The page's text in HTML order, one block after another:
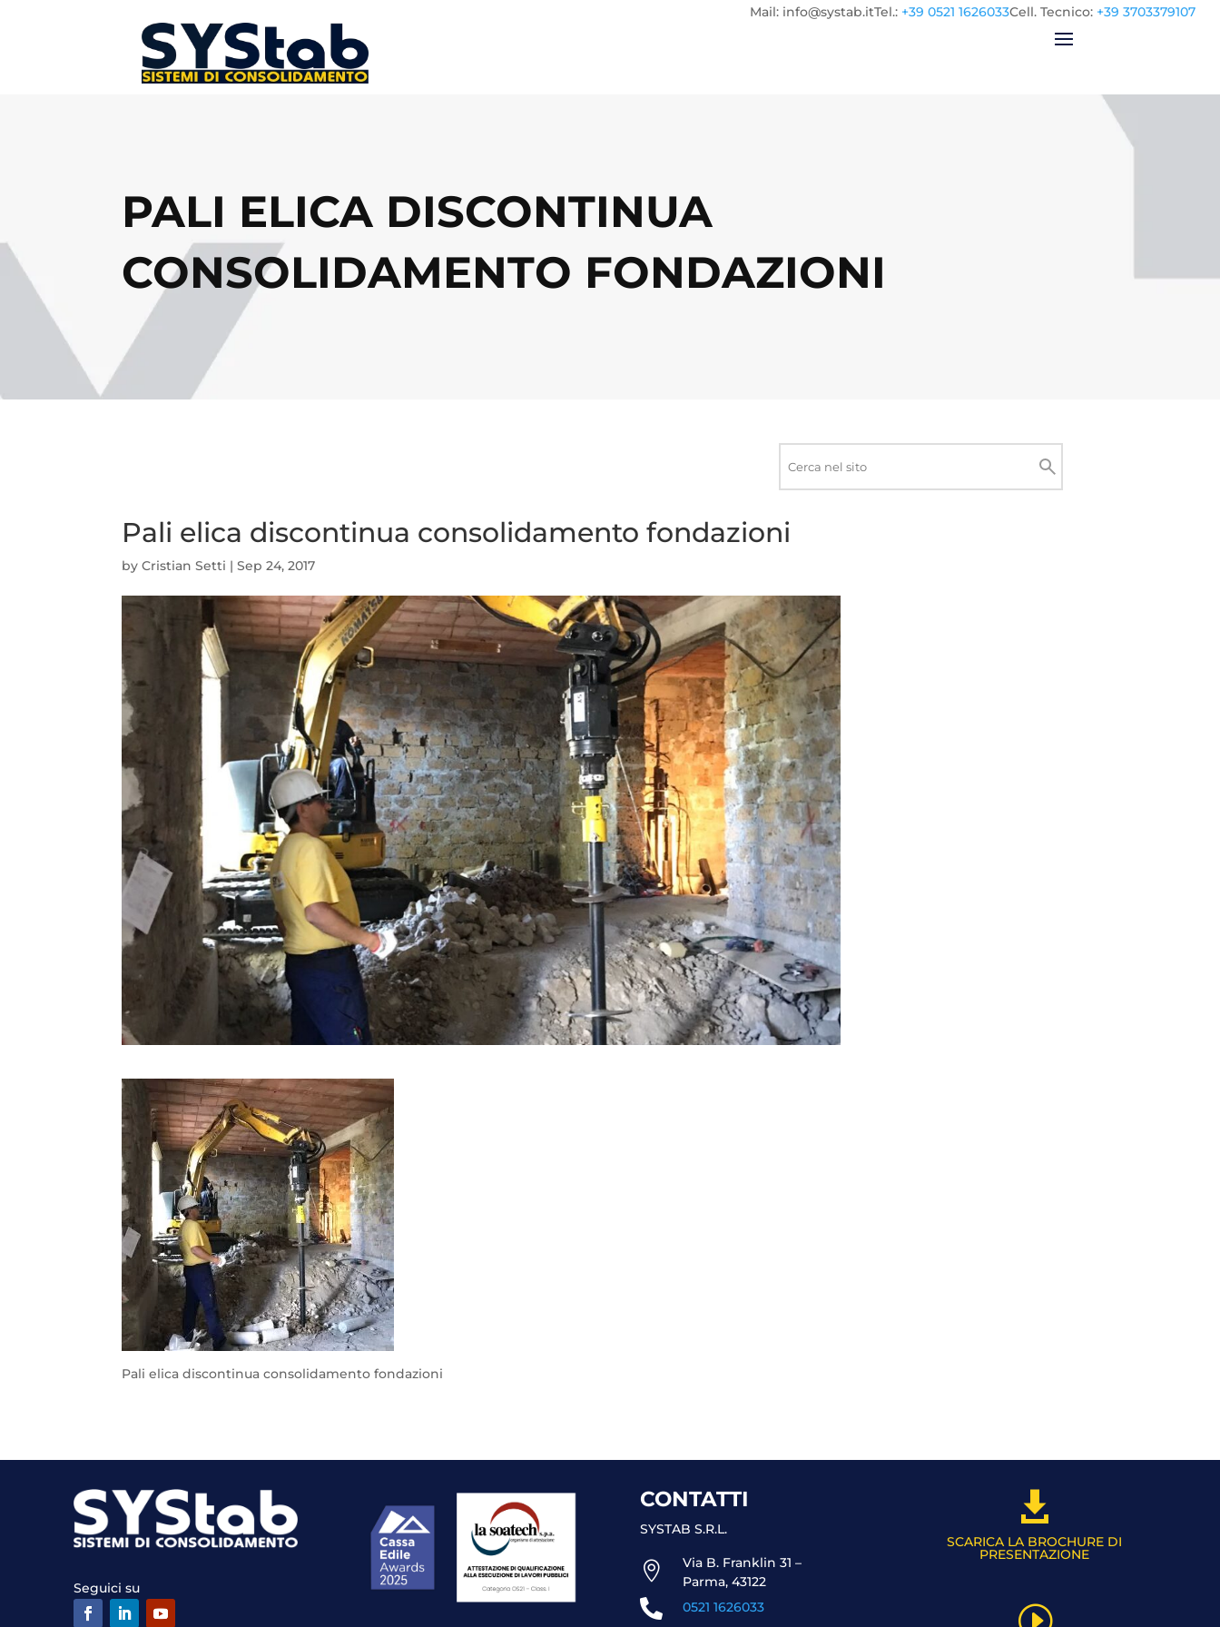
Cell. Tecnico: +39 3703379107
Tel.: +39 0521 1626033
Mail: info@systab.it
PALI ELICA DISCONTINUA
CONSOLIDAMENTO FONDAZIONI
Cerca
Pali elica discontinua consolidamento fondazioni
byCristian Setti |Sep 24, 2017
Pali elica discontinua consolidamento fondazioni
Seguici su
CONTATTI
SYSTAB S.R.L.

Via B. Franklin 31 –
Parma, 43122
 0521 1626033

SCARICA LA BROCHURE DI
PRESENTAZIONE
I